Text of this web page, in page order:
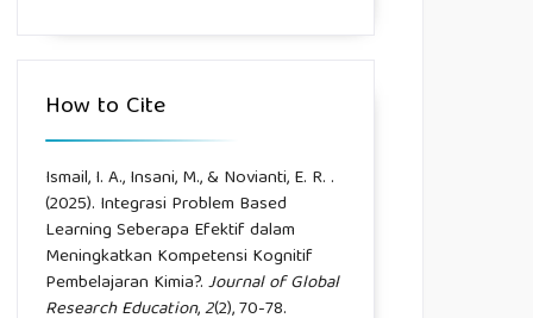
How to Cite
Ismail, I. A., Insani, M., & Novianti, E. R. .
(2025). Integrasi Problem Based
Learning Seberapa Efektif dalam
Meningkatkan Kompetensi Kognitif
Pembelajaran Kimia?.Journal of Global
Research Education,2(2), 70-78.